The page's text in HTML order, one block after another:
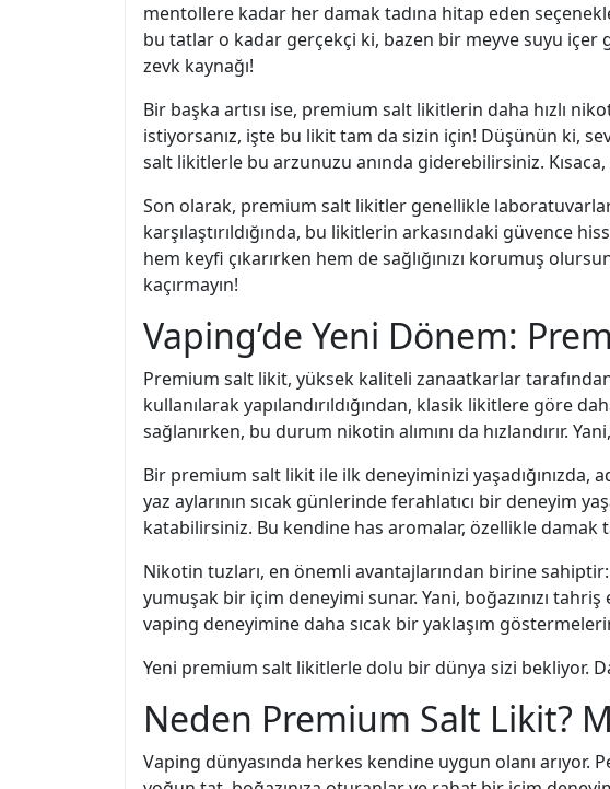
mentollere kadar her damak tadına hitap eden
bu tatlar o kadar gerçekçi ki, bazen bir meyve suyu içer
zevk kaynağı!
Bir başka artısı ise, premium salt likitlerin daha hızlı
istiyorsanız, işte bu likit tam da sizin için! Düşünün ki,
salt likitlerle bu arzunuzu anında giderebilirsiniz.
Son olarak, premium salt likitler genellikle
karşılaştırıldığında, bu likitlerin arkasındaki güvence
hem keyfi çıkarırken hem de sağlığınızı korumuş
kaçırmayın!
Vaping’de Yeni Dönem:
Premium salt likit, yüksek kaliteli zanaatkarlar
kullanılarak yapılandırıldığından, klasik likitlere göre
sağlanırken, bu durum nikotin alımını da hızlandırır.
Bir premium salt likit ile ilk deneyiminizi
yaz aylarının sıcak günlerinde ferahlatıcı bir deneyim
katabilirsiniz. Bu kendine has aromalar, özellikle
Nikotin tuzları, en önemli avantajlarından birine
yumuşak bir içim deneyimi sunar. Yani, boğazınızı
vaping deneyimine daha sıcak bir yaklaşım
Yeni premium salt likitlerle dolu bir dünya sizi bekliyor.
Neden Premium Salt Likit?
Vaping dünyasında herkes kendine uygun olanı